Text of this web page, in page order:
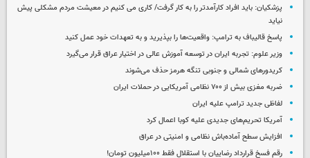
پزشکیان: باید افراد کارآمدتر را به کار گرفت/ کاری می کنیم در معیشت مردم مشکلی پیش
نیاید
پاسخ قالیباف به ترامپ: واقعیت‌ها را بپذیرید و به تعهدات خود عمل کنید
وزیر علوم: تجربه ایران در توسعه آموزش عالی در اختیار عراق قرار می‌گیرد
کریدورهای شمالی و جنوبی تنگه هرمز حذف می‌شوند
ضربه مغزی بیش از ۷۰۰ نظامی آمریکایی در حملات ایران
لفاظی جدید ترامپ علیه ایران
آمریکا تحریم‌های جدیدی علیه کوبا اعمال کرد
افزایش سطح آماده‌باش نظامی و امنیتی در عراق
رقم فسخ قرارداد رضاییان با استقلال فقط ۱۰۰میلیون تومان!